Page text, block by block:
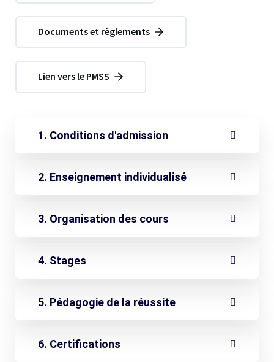
Documents et règlements
Lien vers le PMSS
1. Conditions d'admission
2. Enseignement individualisé
3. Organisation des cours
4. Stages
5. Pédagogie de la réussite
6. Certifications